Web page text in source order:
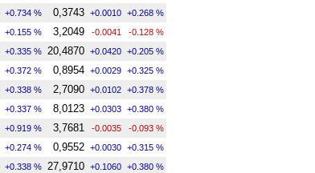
+0.734 % 0,3743 +0.0010 +0.268 %
+0.155 % 3,2049 -0.0041 -0.128 %
+0.335 % 20,4870 +0.0420 +0.205 %
+0.372 % 0,8954 +0.0029 +0.325 %
+0.338 % 2,7090 +0.0102 +0.378 %
+0.337 % 8,0123 +0.0303 +0.380 %
+0.919 % 3,7681 -0.0035 -0.093 %
+0.274 % 0,9552 +0.0030 +0.315 %
+0.338 % 27,9710 +0.1060 +0.380 %